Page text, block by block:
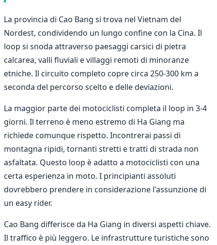
La provincia di Cao Bang si trova nel Vietnam del
Nordest, condividendo un lungo confine con la Cina. Il
loop si snoda attraverso paesaggi carsici di pietra
calcarea, valli fluviali e villaggi remoti di minoranze
etniche. Il circuito completo copre circa 250-300 km a
seconda del percorso scelto e delle deviazioni.
La maggior parte dei motociclisti completa il loop in 3-4
giorni. Il terreno è meno estremo di Ha Giang ma
richiede comunque rispetto. Incontrerai passi di
montagna ripidi, tornanti stretti e tratti di strada non
asfaltata. Questo loop è adatto a motociclisti con una
certa esperienza in moto. I principianti assoluti
dovrebbero prendere in considerazione l'assunzione di
un easy rider.
Cao Bang differisce da Ha Giang in diversi aspetti chiave.
Il traffico è più leggero. Le infrastrutture turistiche sono